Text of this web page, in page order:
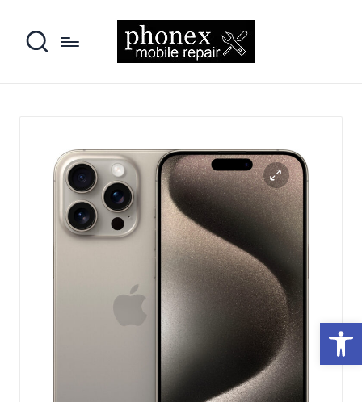
פתח סרגל נגישות